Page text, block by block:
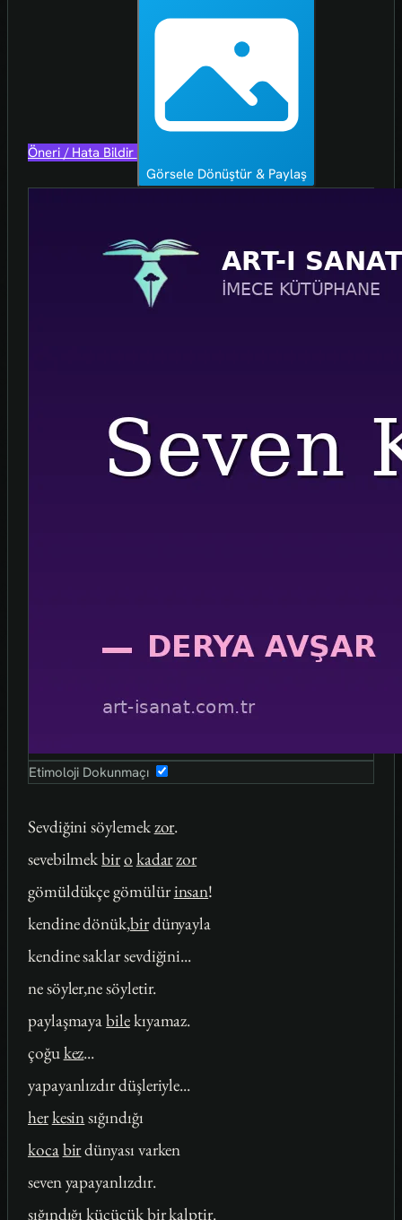
Öneri / Hata Bildir
Görsele Dönüştür & Paylaş
Etimoloji Dokunmaçı
Sevdiğini söylemekzor.
sevebilmekbiro kadarzor
gömüldükçe gömülürinsan!
kendine dönük,birdünyayla
kendine saklar sevdiğini...
ne söyler,ne söyletir.
paylaşmayabilekıyamaz.
çoğukez...
yapayanlızdır düşleriyle...
herkesinsığındığı
kocabirdünyası varken
seven yapayanlızdır.
sığındığı küçücükbirkalptir.